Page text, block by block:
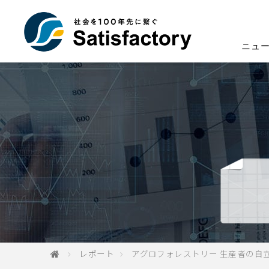
ニュ
レポート アグロフォレストリー 生産者の自